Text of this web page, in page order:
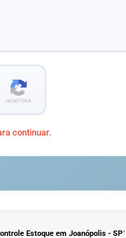
continuar.
Estoque em Joanópolis - SP